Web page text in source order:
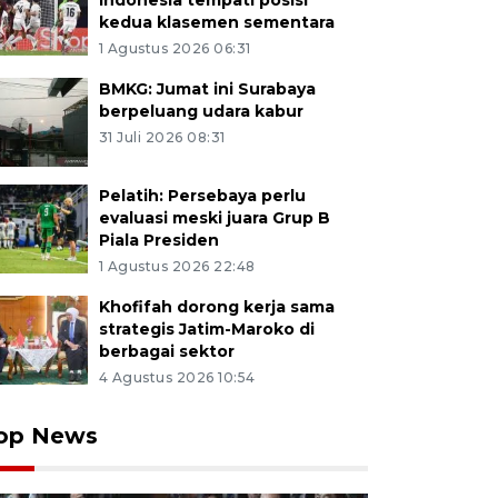
kedua klasemen sementara
1 Agustus 2026 06:31
BMKG: Jumat ini Surabaya
berpeluang udara kabur
31 Juli 2026 08:31
Pelatih: Persebaya perlu
evaluasi meski juara Grup B
Piala Presiden
1 Agustus 2026 22:48
Khofifah dorong kerja sama
strategis Jatim-Maroko di
berbagai sektor
4 Agustus 2026 10:54
News